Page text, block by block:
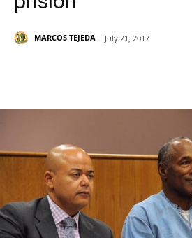
MARCOS TEJEDA July 21, 2017